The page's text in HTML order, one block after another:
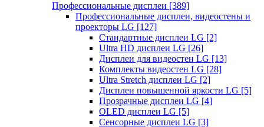
Профессиональные дисплеи [389]
Профессиональные дисплеи, видеостены и
проекторы LG [127]
Стандартные дисплеи LG [2]
Ultra HD дисплеи LG [26]
Дисплеи для видеостен LG [13]
Комплекты видеостен LG [28]
Ultra Stretch дисплеи LG [2]
Дисплеи повышенной яркости LG [5]
Прозрачные дисплеи LG [4]
OLED дисплеи LG [5]
Сенсорные дисплеи LG [3]